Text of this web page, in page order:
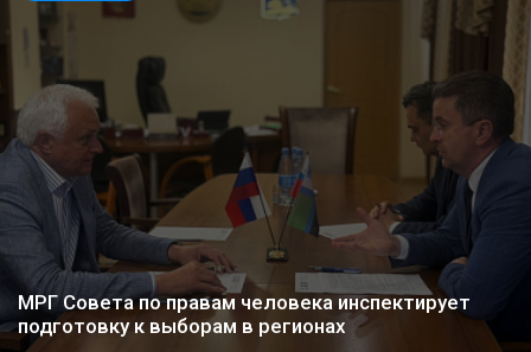
МРГ Совета по правам человека инспектирует
подготовку к выборам в регионах